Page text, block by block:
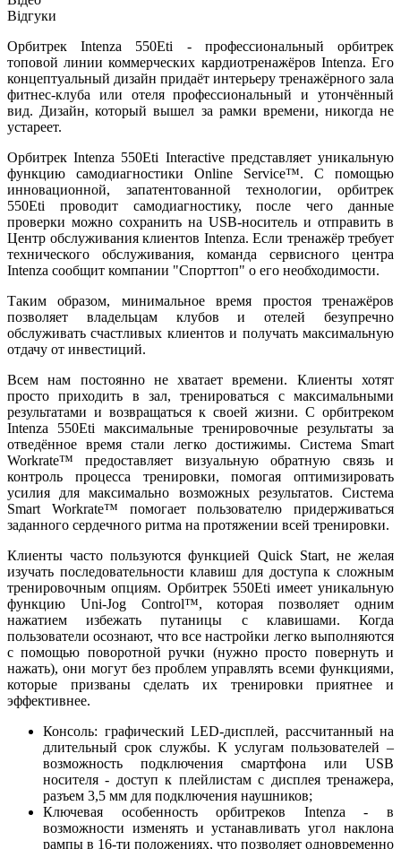
Відгуки
Орбитрек Intenza 550Eti - профессиональный орбитрек
топовой линии коммерческих кардиотренажёров Intenza. Его
концептуальный дизайн придаёт интерьеру тренажёрного зала
фитнес-клуба или отеля профессиональный и утончённый
вид. Дизайн, который вышел за рамки времени, никогда не
устареет.
Орбитрек Intenza 550Eti Interactive представляет уникальную
функцию самодиагностики Online Service™. С помощью
инновационной, запатентованной технологии, орбитрек
550Eti проводит самодиагностику, поcле чего данные
проверки можно сохранить на USB-носитель и отправить в
Центр обслуживания клиентов Intenza. Если тренажёр требует
технического обслуживания, команда сервисного центра
Intenza сообщит компании "Спорттоп" о его необходимости.
Таким образом, минимальное время простоя тренажёров
позволяет владельцам клубов и отелей безупречно
обслуживать счастливых клиентов и получать максимальную
отдачу от инвестиций.
Всем нам постоянно не хватает времени. Клиенты хотят
просто приходить в зал, тренироваться с максимальными
результатами и возвращаться к своей жизни. С орбитреком
Intenza 550Eti максимальные тренировочные результаты за
отведённое время стали легко достижимы. Система Smart
Workrate™ предоставляет визуальную обратную связь и
контроль процесса тренировки, помогая оптимизировать
усилия для максимально возможных результатов. Система
Smart Workrate™ помогает пользователю придерживаться
заданного сердечного ритма на протяжении всей тренировки.
Клиенты часто пользуются функцией Quick Start, не желая
изучать последовательности клавиш для доступа к сложным
тренировочным опциям. Орбитрек 550Eti имеет уникальную
функцию Uni-Jog Control™, которая позволяет одним
нажатием избежать путаницы с клавишами. Когда
пользователи осознают, что все настройки легко выполняются
с помощью поворотной ручки (нужно просто повернуть и
нажать), они могут без проблем управлять всеми функциями,
которые призваны сделать их тренировки приятнее и
эффективнее.
Консоль: графический LED-дисплей, рассчитанный на
длительный срок службы. К услугам пользователей –
возможность подключения смартфона или USB
носителя - доступ к плейлистам с дисплея тренажера,
разъем 3,5 мм для подключения наушников;
Ключевая особенность орбитреков Intenza - в
возможности изменять и устанавливать угол наклона
рампы в 16-ти положениях, что позволяет одновременно